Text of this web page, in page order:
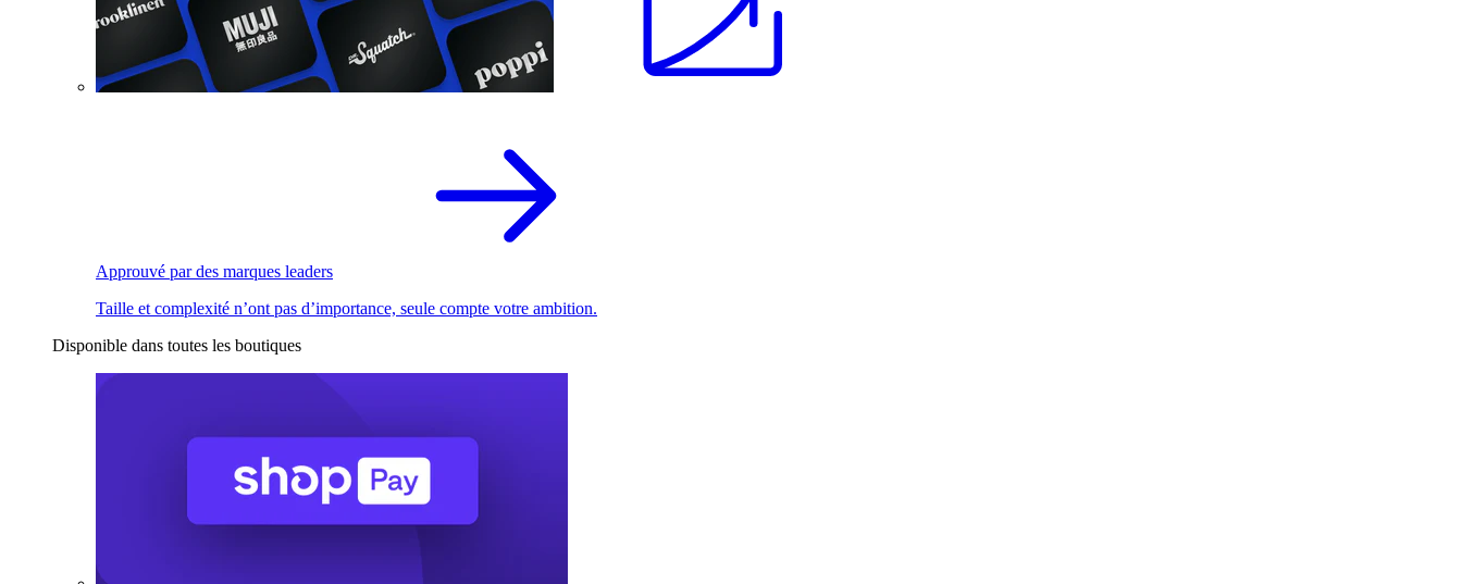
Approuvé par des marques leaders
Taille et complexité n’ont pas d’importance, seule compte votre ambition.
Disponible dans toutes les boutiques